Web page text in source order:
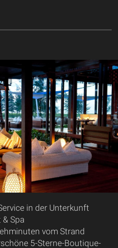
in der Unterkunft
Spa
vom Strand
5-Sterne-Boutique-